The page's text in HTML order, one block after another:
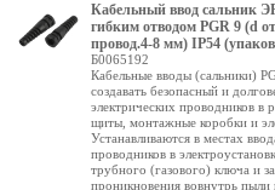
Кабельный ввод сальник
гибким отводом PGR 9 (d
провод.4-8 мм) IP54
Б0065192
Кабельные вводы (сальники)
создавать безопасный и
электрических проводников в
щиты, монтажные коробки и
Устанавливаются в местах
проводников в
трубного (газового) ключа и
проникновения вовнутрь пыли